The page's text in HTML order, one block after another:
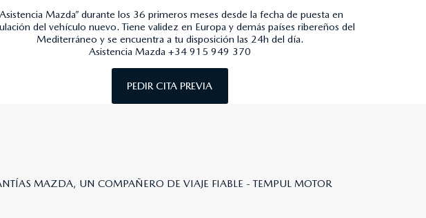
Mazda” durante los 36 primeros meses desde la fecha de puesta en
del vehículo nuevo. Tiene validez en Europa y demás países ribereños del
Mediterráneo y se encuentra a tu disposición las 24h del día.
Asistencia Mazda +34 915 949 370
PEDIR CITA PREVIA